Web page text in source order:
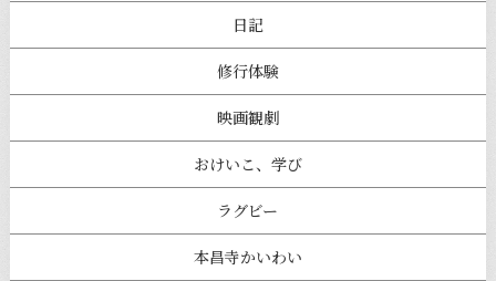
日記
修行体験
映画観劇
おけいこ、学び
ラグビー
本昌寺かいわい